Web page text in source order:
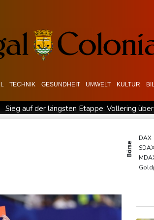
TECHNIK GESUNDHEIT UMWELT KULTUR
Sieg auf der längsten Etappe: Vollering
Selenskyj warnt in Belgrad vor Folgen
Regierungspartei nominiert Ex-
keine intakten Wärmekraftwerke mehr
Börse
DAX